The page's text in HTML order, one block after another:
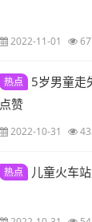
2022-11-01
热点
5岁男童走
点赞
2022-10-31
热点 儿童火车